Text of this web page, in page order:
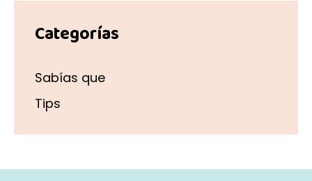
Categorías
Sabías que
Tips